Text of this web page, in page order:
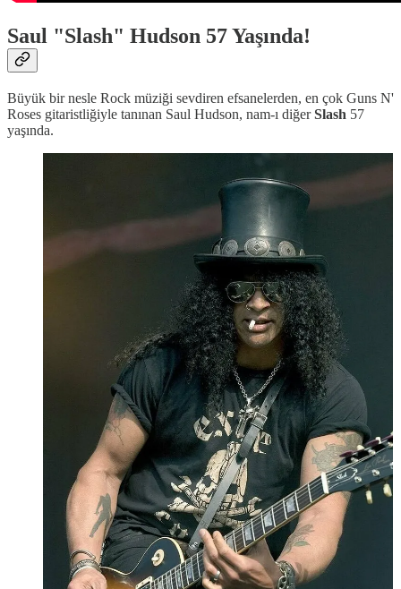
Saul "Slash" Hudson 57 Yaşında!
Büyük bir nesle Rock müziği sevdiren efsanelerden, en çok Guns N'
Roses gitaristliğiyle tanınan Saul Hudson, nam-ı diğerSlash 57
yaşında.